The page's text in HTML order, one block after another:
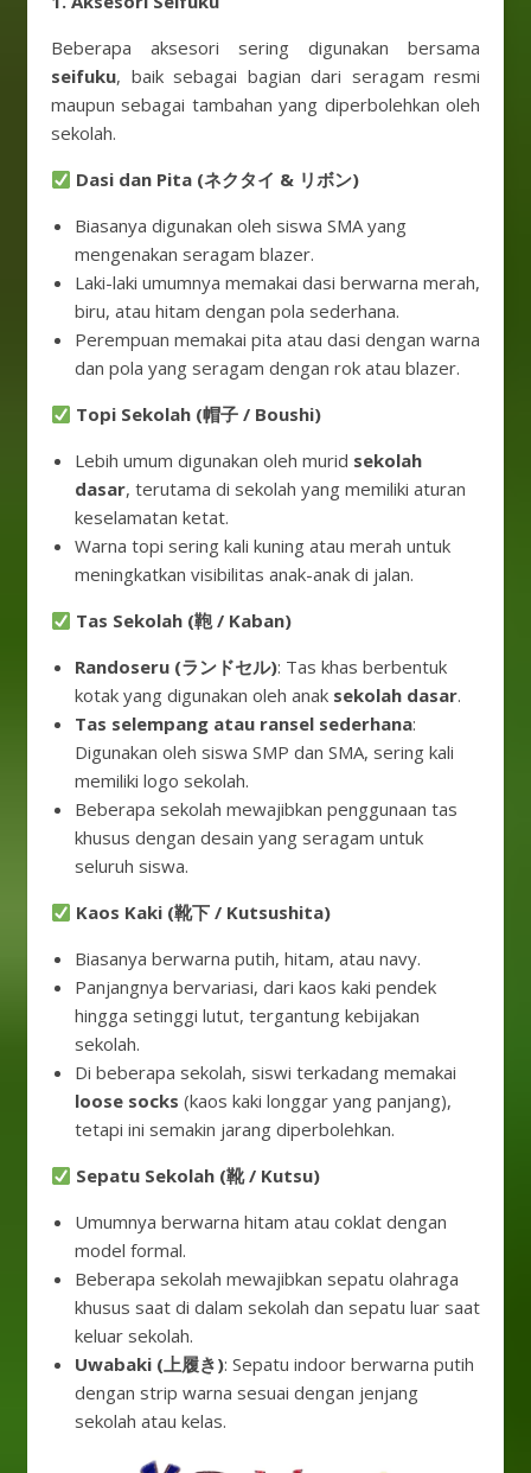
Beberapa aksesori sering digunakan bersama
seifuku, baik sebagai bagian dari seragam resmi
maupun sebagai tambahan yang diperbolehkan oleh
sekolah.
Dasi dan Pita (ネクタイ & リボン)
Biasanya digunakan oleh siswa SMA yang
mengenakan seragam blazer.
Laki-laki umumnya memakai dasi berwarna merah,
biru, atau hitam dengan pola sederhana.
Perempuan memakai pita atau dasi dengan warna
dan pola yang seragam dengan rok atau blazer.
Topi Sekolah (帽子 / Boushi)
Lebih umum digunakan oleh murid sekolah
dasar, terutama di sekolah yang memiliki aturan
keselamatan ketat.
Warna topi sering kali kuning atau merah untuk
meningkatkan visibilitas anak-anak di jalan.
Tas Sekolah (鞄 / Kaban)
Randoseru (ランドセル): Tas khas berbentuk
kotak yang digunakan oleh anak sekolah dasar.
Tas selempang atau ransel sederhana:
Digunakan oleh siswa SMP dan SMA, sering kali
memiliki logo sekolah.
Beberapa sekolah mewajibkan penggunaan tas
khusus dengan desain yang seragam untuk
seluruh siswa.
Kaos Kaki (靴下 / Kutsushita)
Biasanya berwarna putih, hitam, atau navy.
Panjangnya bervariasi, dari kaos kaki pendek
hingga setinggi lutut, tergantung kebijakan
sekolah.
Di beberapa sekolah, siswi terkadang memakai
loose socks (kaos kaki longgar yang panjang),
tetapi ini semakin jarang diperbolehkan.
Sepatu Sekolah (靴 / Kutsu)
Umumnya berwarna hitam atau coklat dengan
model formal.
Beberapa sekolah mewajibkan sepatu olahraga
khusus saat di dalam sekolah dan sepatu luar saat
keluar sekolah.
Uwabaki (上履き): Sepatu indoor berwarna putih
dengan strip warna sesuai dengan jenjang
sekolah atau kelas.